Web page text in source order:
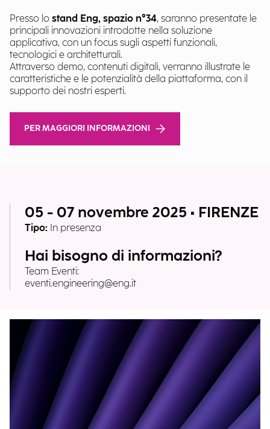
Presso lo stand Eng, spazio n°34, saranno presentate le
principali innovazioni introdotte nella soluzione
applicativa, con un focus sugli aspetti funzionali,
tecnologici e architetturali.
Attraverso demo, contenuti digitali, verranno illustrate le
caratteristiche e le potenzialità della piattaforma, con il
supporto dei nostri esperti.
PER MAGGIORI INFORMAZIONI
05 - 07 novembre 2025 • FIRENZE
Tipo: In presenza
Hai bisogno di informazioni?
Team Eventi:
eventi.engineering@eng.it